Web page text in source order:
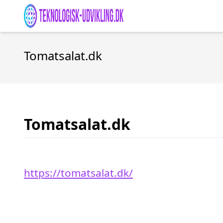
Tomatsalat.dk
Tomatsalat.dk
https://tomatsalat.dk/